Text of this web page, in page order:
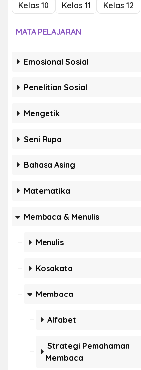
Kelas 10
Kelas 11 Kelas 12
MATA PELAJARAN
Emosional Sosial
Penelitian Sosial
Mengetik
Seni Rupa
Bahasa Asing
Matematika
Membaca & Menulis
Menulis
Kosakata
Membaca
Alfabet
Strategi Pemahaman
Membaca